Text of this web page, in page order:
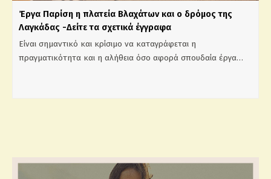
Έργα Παρίση η πλατεία Βλαχάτων και ο δρόμος της
Λαγκάδας -Δείτε τα σχετικά έγγραφα
Είναι σημαντικό και κρίσιμο να καταγράφεται η
πραγματικότητα και η αλήθεια όσο αφορά σπουδαία έργα…